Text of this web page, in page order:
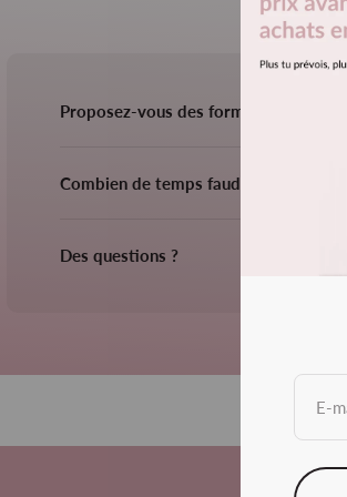
E-
Proposez-vous des formations en
Combien de temps faudra-t-il pour
Des questions ?